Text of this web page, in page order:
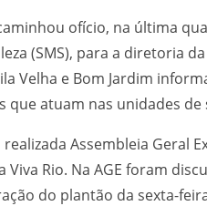
ofício, na última
(SMS), para a diretoria
Velha e Bom Jardim
que atuam nas unidades de
Assembleia Geral
Viva Rio. Na AGE foram
do plantão da sexta-